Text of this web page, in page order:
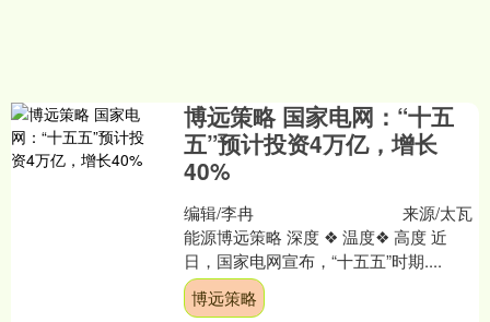
博远策略 国家电网：“十五
五”预计投资4万亿，增长
40%
编辑/李冉 来源/太瓦
能源博远策略 深度 ❖ 温度❖ 高度 近
日，国家电网宣布，“十五五”时期....
博远策略